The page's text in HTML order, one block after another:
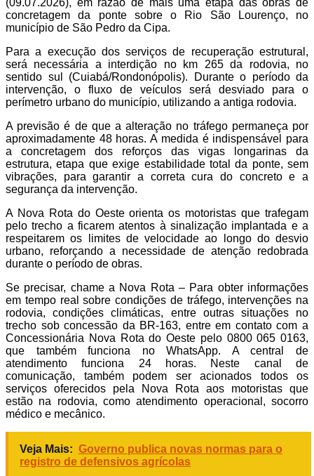
(09.07.2026), em razão de mais uma etapa das obras de
concretagem da ponte sobre o Rio São Lourenço, no
município de São Pedro da Cipa.
Para a execução dos serviços de recuperação estrutural,
será necessária a interdição no km 265 da rodovia, no
sentido sul (Cuiabá/Rondonópolis). Durante o período da
intervenção, o fluxo de veículos será desviado para o
perímetro urbano do município, utilizando a antiga rodovia.
A previsão é de que a alteração no tráfego permaneça por
aproximadamente 48 horas. A medida é indispensável para
a concretagem dos reforços das vigas longarinas da
estrutura, etapa que exige estabilidade total da ponte, sem
vibrações, para garantir a correta cura do concreto e a
segurança da intervenção.
A Nova Rota do Oeste orienta os motoristas que trafegam
pelo trecho a ficarem atentos à sinalização implantada e a
respeitarem os limites de velocidade ao longo do desvio
urbano, reforçando a necessidade de atenção redobrada
durante o período de obras.
Se precisar, chame a Nova Rota – Para obter informações
em tempo real sobre condições de tráfego, intervenções na
rodovia, condições climáticas, entre outras situações no
trecho sob concessão da BR-163, entre em contato com a
Concessionária Nova Rota do Oeste pelo 0800 065 0163,
que também funciona no WhatsApp. A central de
atendimento funciona 24 horas. Neste canal de
comunicação, também podem ser acionados todos os
serviços oferecidos pela Nova Rota aos motoristas que
estão na rodovia, como atendimento operacional, socorro
médico e mecânico.
Veja Mais: Governo publica novas normas para o
registro de defensivos agrícolas